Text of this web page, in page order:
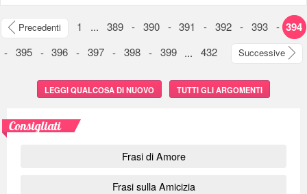
Precedenti 1 ... 389 - 390 - 391 - 392 - 393 - 394
- 395 - 396 - 397 - 398 - 399 ... 432 Successive
LEGGI QUALCOSA DI NUOVO TUTTI GLI ARGOMENTI
Consigliati
Frasi di Amore
Frasi sulla Amicizia